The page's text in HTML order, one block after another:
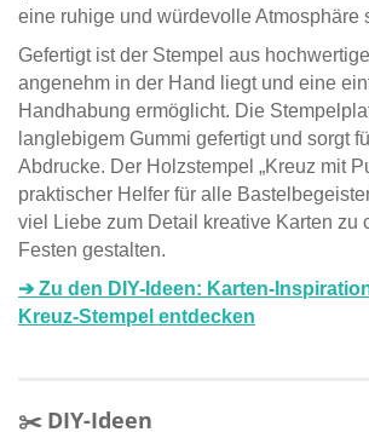
eine ruhige und würdevolle Atmosphäre
Gefertigt ist der Stempel aus
angenehm in der Hand liegt und eine
Handhabung ermöglicht. Die
langlebigem Gummi gefertigt und sorgt
Abdrucke. Der Holzstempel „Kreuz mit
praktischer Helfer für alle
viel Liebe zum Detail kreative Karten zu
Festen gestalten.
➔ Zu den DIY-Ideen: Karten-
Kreuz-Stempel entdecken
✂️ DIY-Ideen